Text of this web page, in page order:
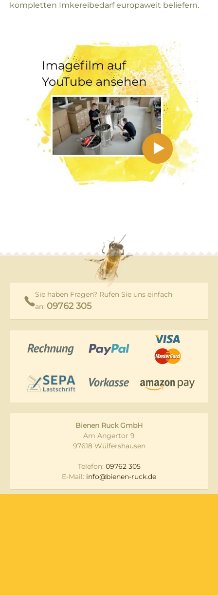
kompletten Imkereibedarf europaweit beliefern.
Sie haben Fragen? Rufen Sie uns einfach
an: 09762 305
Bienen Ruck GmbH
Am Angertor 9
97618 Wülfershausen
Telefon: 09762 305
E-Mail: info@bienen-ruck.de